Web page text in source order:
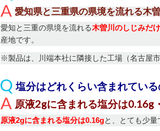
愛知県と三重県の県境を流れる木
愛知と三重の県境を流れる木曽川のしじみだけ
産地です。
※製品は、川端本社に隣接した工場（名古屋市
塩分はどれくらい含まれている
原液2gに含まれる塩分は0.16g
原液2gに含まれる塩分は0.16gと、とても少量